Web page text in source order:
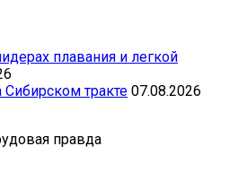
плавания и легкой
Сибирском тракте 07.08.2026
правда